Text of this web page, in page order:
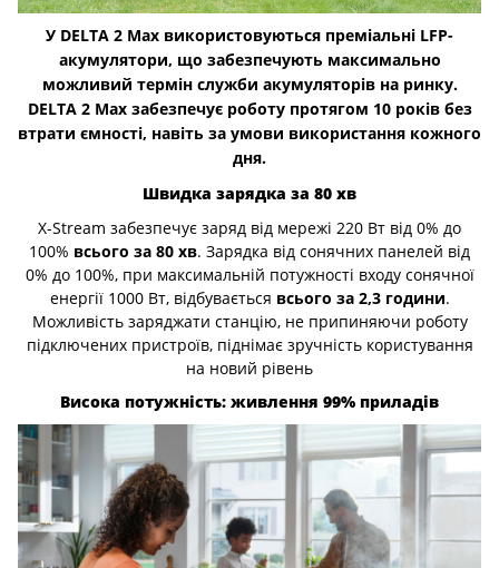
У DELTA 2 Max використовуються преміальні LFP-
акумулятори, що забезпечують максимально
можливий термін служби акумуляторів на ринку.
DELTA 2 Max забезпечує роботу протягом 10 років без
втрати ємності, навіть за умови використання кожного
дня.
Швидка зарядка за 80 хв
X-Stream забезпечує заряд від мережі 220 Вт від 0% до
100% всього за 80 хв. Зарядка від сонячних панелей від
0% до 100%, при максимальній потужності входу сонячної
енергії 1000 Вт, відбувається всього за 2,3 години.
Можливість заряджати станцію, не припиняючи роботу
підключених пристроїв, піднімає зручність користування
на новий рівень
Висока потужність: живлення 99% приладів